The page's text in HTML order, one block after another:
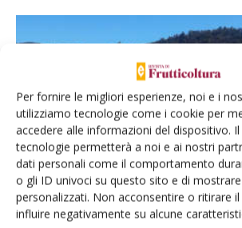
Per fornire le migliori esperienze, noi e i
utilizziamo tecnologie come i cookie per
accedere alle informazioni del dispositivo.
tecnologie permetterà a noi e ai nostri
dati personali come il comportamento
o gli ID univoci su questo sito e di
personalizzati. Non acconsentire o ritirare
influire negativamente su alcune
COLTURE
Nuova castanicoltura
impianti intensivi e